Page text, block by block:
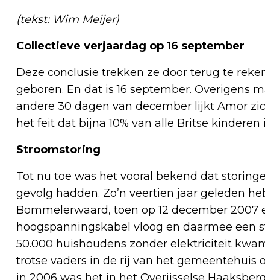
(tekst: Wim Meijer)
Collectieve verjaardag op 16 september
Deze conclusie trekken ze door terug te
geboren. En dat is 16 september. Overigens
andere 30 dagen van december lijkt Amor
het feit dat bijna 10% van alle Britse
Stroomstoring
Tot nu toe was het vooral bekend dat
gevolg hadden. Zo’n veertien jaar geleden
Bommelerwaard, toen op 12 december
hoogspanningskabel vloog en daarmee een
50.000 huishoudens zonder elektriciteit
trotse vaders in de rij van het gemeentehuis